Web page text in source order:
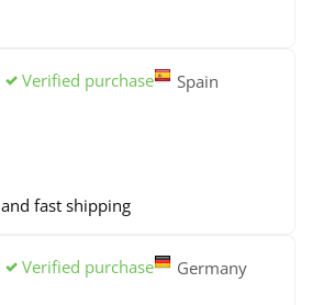
Verified purchase Spain
fast shipping
Verified purchase Germany